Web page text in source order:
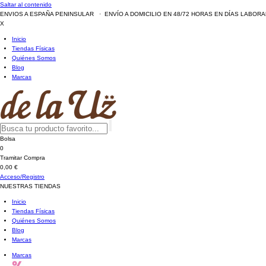
Saltar al contenido
ENVIOS A ESPAÑA PENINSULAR · ENVÍO A DOMICILIO EN 48/72 HORAS EN DÍAS
X
Inicio
Tiendas Físicas
Quiénes Somos
Blog
Marcas
Bolsa
0
Tramitar Compra
0,00 €
Acceso/Registro
NUESTRAS TIENDAS
Inicio
Tiendas Físicas
Quiénes Somos
Blog
Marcas
Marcas